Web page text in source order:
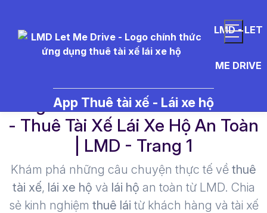
LMD - LET
ME DRIVE
App Thuê tài xế - Lái xe hộ
- Thuê Tài Xế Lái Xe Hộ An Toàn
| LMD - Trang 1​
Khám phá những câu chuyện thực tế về thuê
tài xế, lái xe hộ và lái hộ an toàn từ LMD. Chia
sẻ kinh nghiệm thuê lái từ khách hàng và tài xế